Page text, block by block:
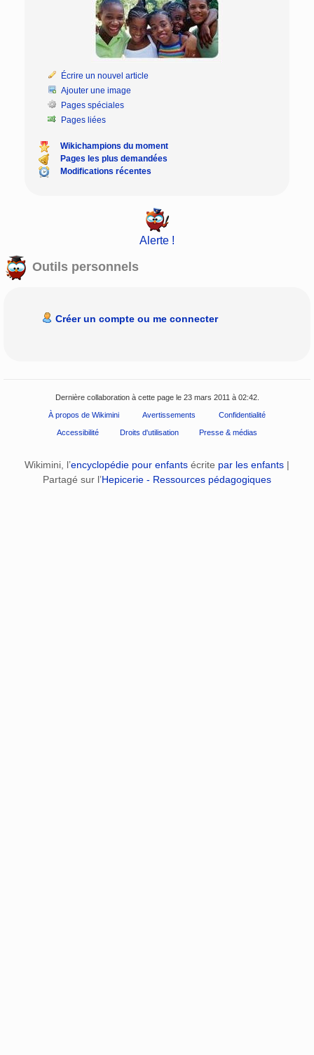
Écrire un nouvel article
Ajouter une image
Pages spéciales
Pages liées
Wikichampions du moment
Pages les plus demandées
Modifications récentes
Alerte !
Outils personnels
Créer un compte ou me connecter
Dernière collaboration à cette page le 23 mars 2011 à 02:42.
À propos de Wikimini Avertissements Confidentialité
Accessibilité Droits d'utilisation Presse & médias
Wikimini, l’encyclopédie pour enfants écrite par les enfants |
Partagé sur l’Hepicerie - Ressources pédagogiques